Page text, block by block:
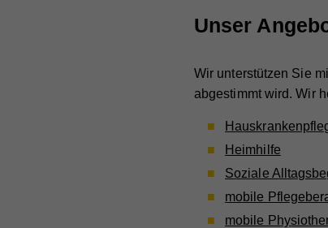
Unser
Wir unterstützen Sie
abgestimmt wird. Wir
Heimhilfe
Soziale
mobile
mobile